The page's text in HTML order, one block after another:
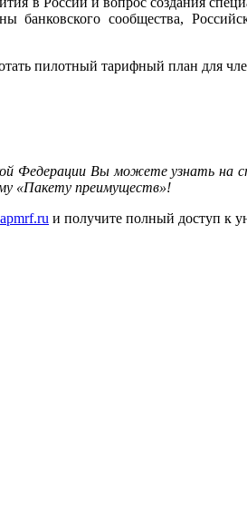
сообщества,
пилотный тарифный план для
Федерации Вы можете узнать на
«Пакету преимуществ»!
и получите полный доступ к